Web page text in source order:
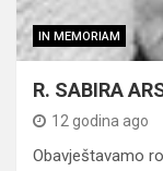
IN MEMORIAM
R. SABIRA
12 godina ago
Obavještavamo